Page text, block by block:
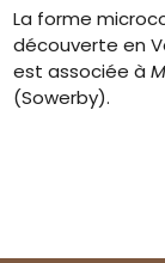
La forme
découverte en
est associée à
(Sowerby).